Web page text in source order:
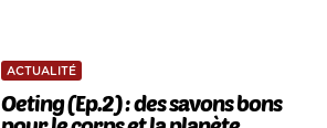
ACTUALITÉ
Oeting (Ep.2) : des savons bons